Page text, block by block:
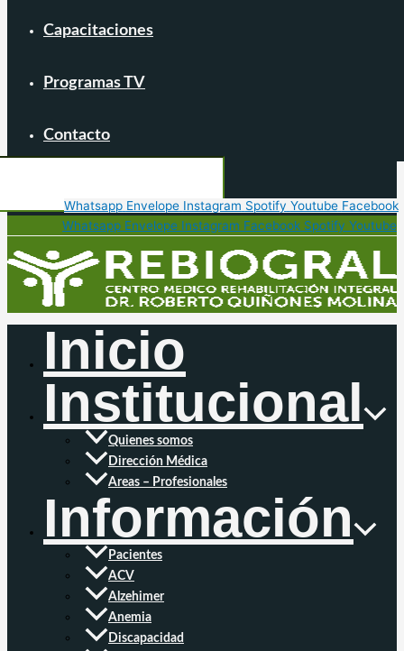
Capacitaciones
Programas TV
Contacto
Whatsapp Envelope Instagram Spotify Youtube Facebook
Whatsapp Envelope Instagram Facebook Spotify Youtube
Inicio
Institucional
Quienes somos
Dirección Médica
Areas – Profesionales
Información
Pacientes
ACV
Alzehimer
Anemia
Discapacidad